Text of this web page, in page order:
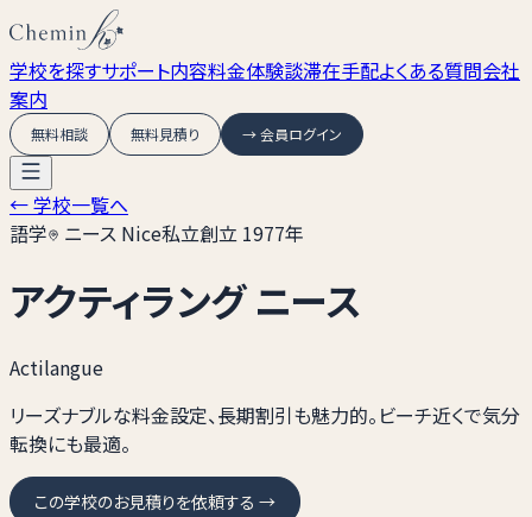
学校を探すサポート内容料金体験談滞在手配よくある質問会社
案内
無料相談 無料見積り → 会員ログイン
← 学校一覧へ
語学
ニース Nice私立創立 1977年
アクティラング ニース
Actilangue
リーズナブルな料金設定、長期割引も魅力的。ビーチ近くで気分
転換にも最適。
この学校のお見積りを依頼する →